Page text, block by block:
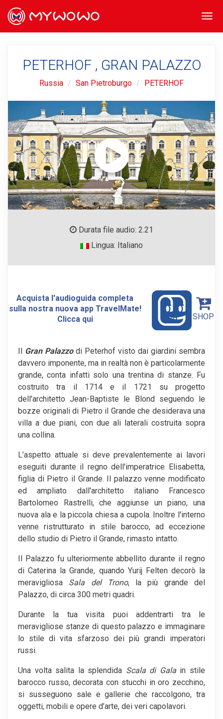
PETERHOF , GRAN PALAZZO
Russia San Pietroburgo PETERHOF
Durata file audio: 2.21
Lingua: Italiano
Acquista l'audioguida completa
sulla nostra nuova app TravelMate!
Clicca qui
SHOP
Il Gran Palazzodi Peterhof visto dai giardini sembra
davvero imponente, ma in realtà non è particolarmente
grande, conta infatti solo una trentina di stanze. Fu
costruito tra il 1714 e il 1721 su progetto
dell'architetto Jean-Baptiste le Blond seguendo le
bozze originali di Pietro il Grande che desiderava una
villa a due piani, con due ali laterali costruita sopra
una collina.
L’aspetto attuale si deve prevalentemente ai lavori
eseguiti durante il regno dell'imperatrice Elisabetta,
figlia di Pietro il Grande. Il palazzo venne modificato
ed ampliato dall'architetto italiano Francesco
Bartolomeo Rastrelli, che aggiunse un piano, una
nuova ala e la piccola chiesa a cupola. Inoltre l'interno
venne ristrutturato in stile barocco, ad eccezione
dello studio di Pietro il Grande, rimasto intatto.
Il Palazzo fu ulteriormente abbellito durante il regno
di Caterina la Grande, quando Yurij Felten decorò la
meravigliosa Sala del Trono, la più grande del
Palazzo, di circa 300 metri quadri.
Durante la tua visita puoi addentrarti tra le
meravigliose stanze di questo palazzo e immaginare
lo stile di vita sfarzoso dei più grandi imperatori
russi.
Una volta salita la splendida Scala di Galain stile
barocco russo, decorata con stucchi in oro zecchino,
si susseguono sale e gallerie che raccolgono, tra
oggetti, mobili e opere d’arte, dei veri capolavori.